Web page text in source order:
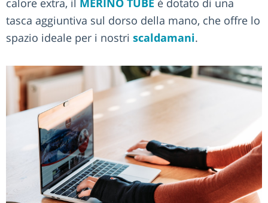
calore extra, il MERINO TUBE è dotato di una
tasca aggiuntiva sul dorso della mano, che offre lo
spazio ideale per i nostri scaldamani.